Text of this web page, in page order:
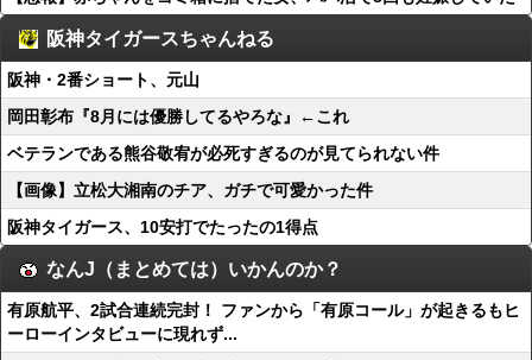
阪神タイガースちゃんねる
阪神・2番ショート、元山
岡田彰布『8月には優勝してるやろな』←これ
ベテランである熊谷敬宥が必死すぎるのが見てられない件
【画像】立松大湘南のチア、ガチで可愛かった件
阪神タイガース、10安打でたったの1得点
なんJ（まとめては）いかんのか？
有原航平、2試合連続完封！ ファンから「有原コール」が起きるもヒ
ーローインタビューに現れず...